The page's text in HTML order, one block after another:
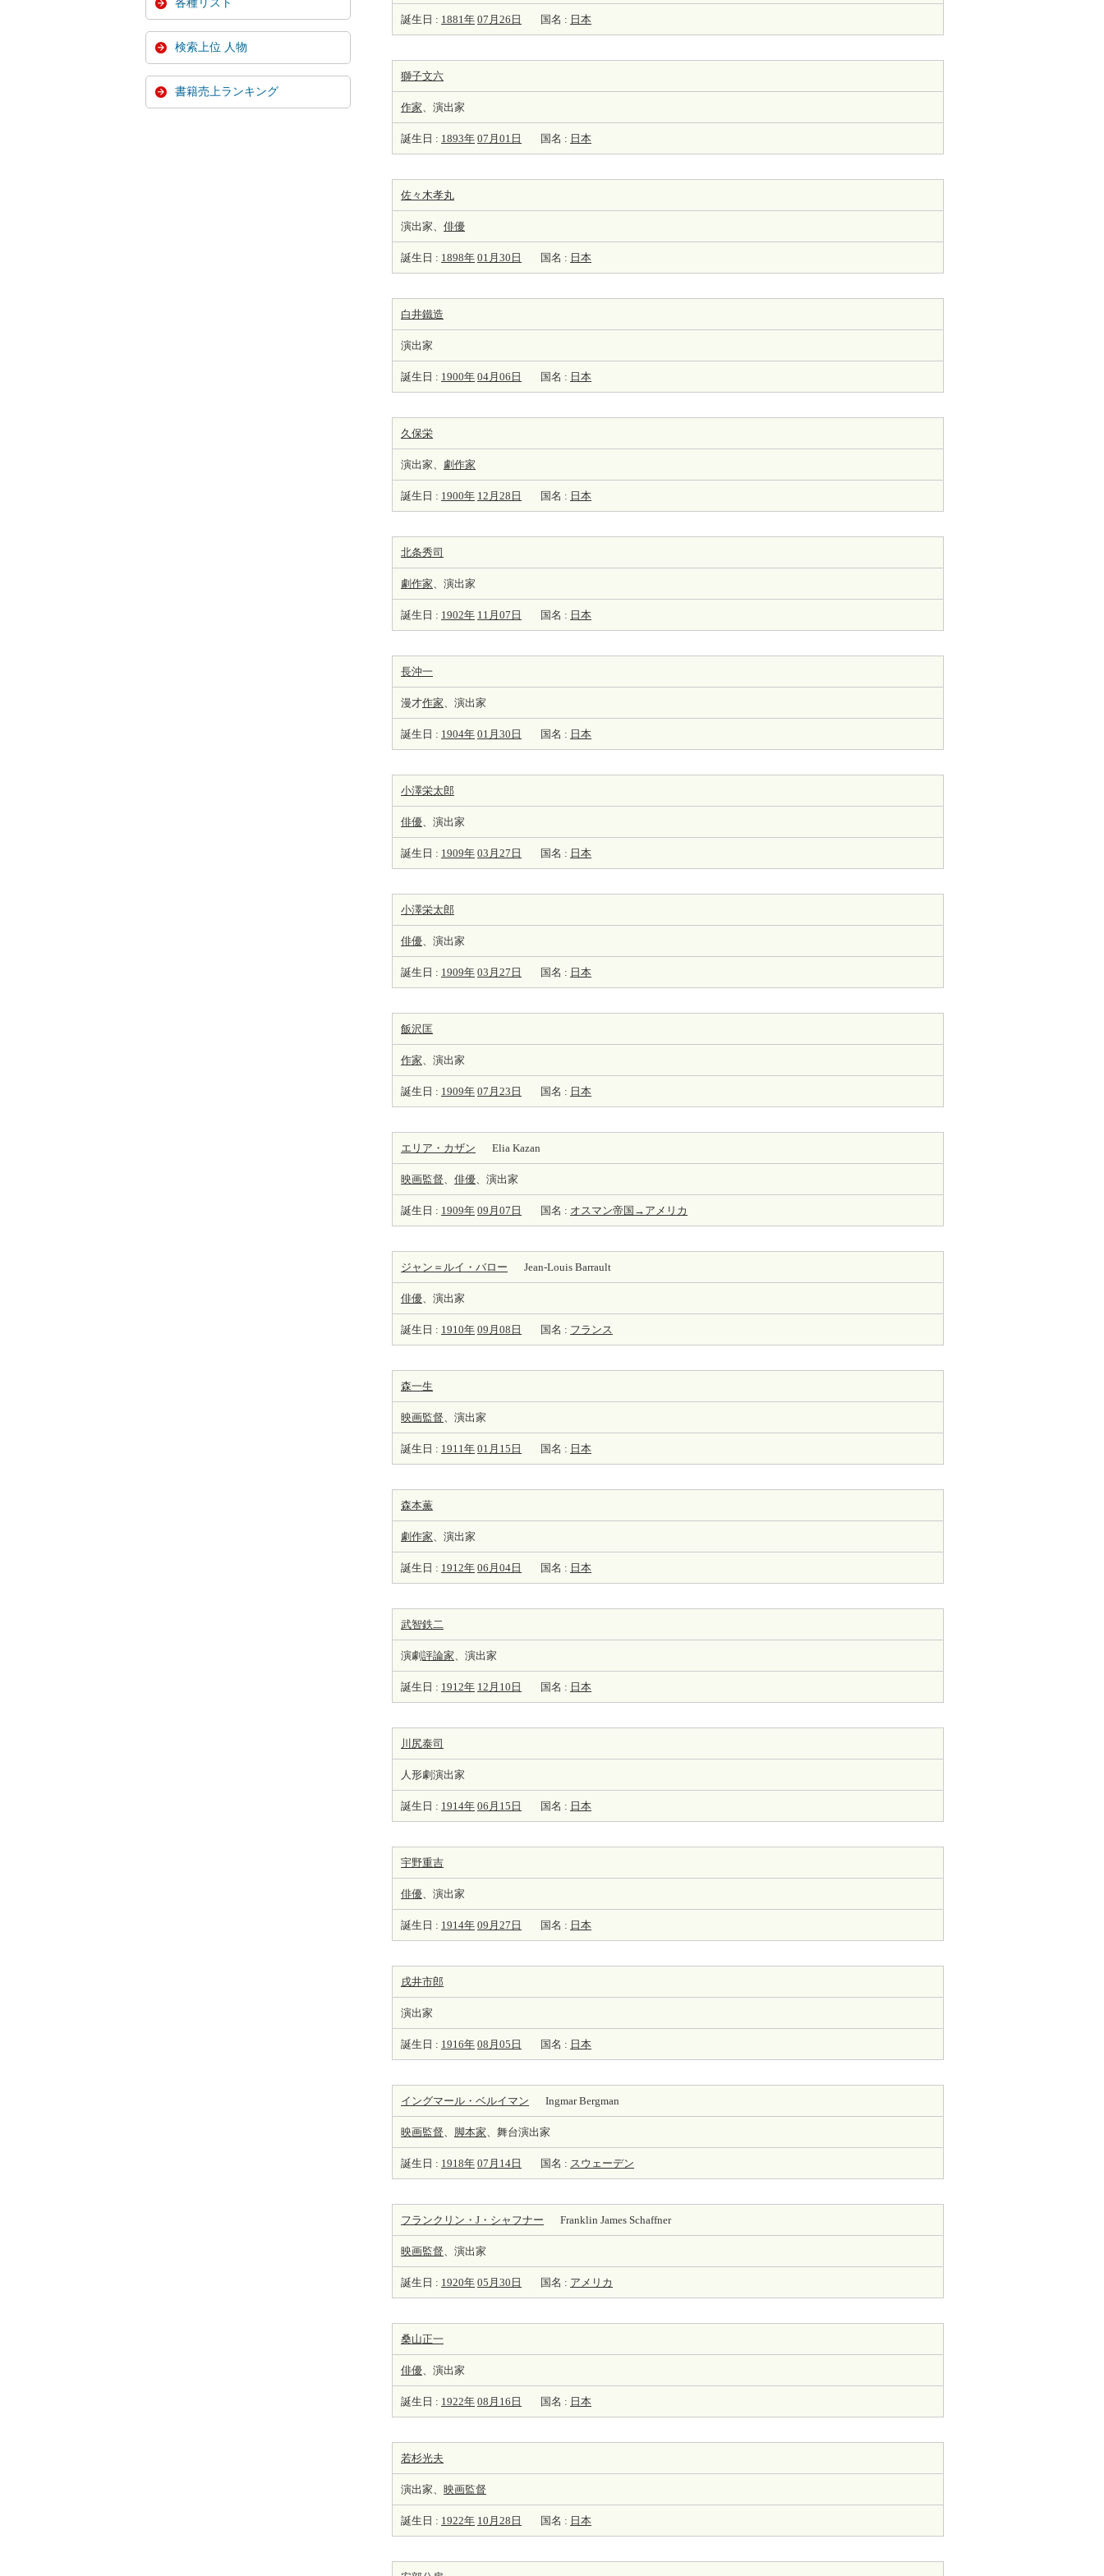
誕生日 : 1881年 07月26日 国名 : 日本
獅子文六
作家、演出家
誕生日 : 1893年 07月01日 国名 : 日本
佐々木孝丸
演出家、 俳優
誕生日 : 1898年 01月30日 国名 : 日本
白井鐵造
演出家
誕生日 : 1900年 04月06日 国名 : 日本
久保栄
演出家、 劇 作家
誕生日 : 1900年 12月28日 国名 : 日本
北条秀司
劇 作家、演出家
誕生日 : 1902年 11月07日 国名 : 日本
長沖一
漫才作家、演出家
誕生日 : 1904年 01月30日 国名 : 日本
小澤栄太郎
俳優、演出家
誕生日 : 1909年 03月27日 国名 : 日本
小澤栄太郎
俳優、演出家
誕生日 : 1909年 03月27日 国名 : 日本
飯沢匡
作家、演出家
誕生日 : 1909年 07月23日 国名 : 日本
エリア・カザン Elia Kazan
映画監督、 俳優、演出家
誕生日 : 1909年 09月07日 国名 : オスマン帝国→アメリカ
ジャン＝ルイ・バロー Jean-Louis Barrault
俳優、演出家
誕生日 : 1910年 09月08日 国名 : フランス
森一生
映画監督、演出家
誕生日 : 1911年 01月15日 国名 : 日本
森本薫
劇 作家、演出家
誕生日 : 1912年 06月04日 国名 : 日本
武智鉄二
演劇 評論家、演出家
誕生日 : 1912年 12月10日 国名 : 日本
川尻泰司
人形劇演出家
誕生日 : 1914年 06月15日 国名 : 日本
宇野重吉
俳優、演出家
誕生日 : 1914年 09月27日 国名 : 日本
戌井市郎
演出家
誕生日 : 1916年 08月05日 国名 : 日本
イングマール・ベルイマン Ingmar Bergman
映画監督、 脚本家、舞台演出家
誕生日 : 1918年 07月14日 国名 : スウェーデン
フランクリン・J・シャフナー Franklin James Schaffner
映画監督、演出家
誕生日 : 1920年 05月30日 国名 : アメリカ
桑山正一
俳優、演出家
誕生日 : 1922年 08月16日 国名 : 日本
若杉光夫
演出家、 映画監督
誕生日 : 1922年 10月28日 国名 : 日本
各種リスト
検索上位 人物
書籍売上ランキング